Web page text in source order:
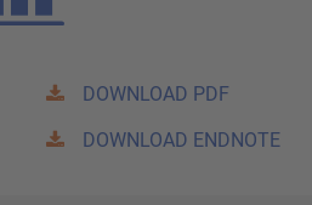
DOWNLOAD PDF
DOWNLOAD ENDNOTE